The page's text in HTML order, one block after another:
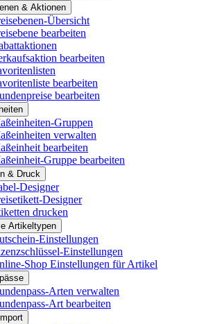
& Aktionen
Übersicht
bearbeiten
bearbeiten
bearbeiten
bearbeiten
Gruppen
verwalten
bearbeiten
Gruppe bearbeiten
& Druck
Designer
Designer
drucken
Artikeltypen
Einstellungen
Einstellungen
Shop Einstellungen für Artikel
Arten verwalten
Art bearbeiten